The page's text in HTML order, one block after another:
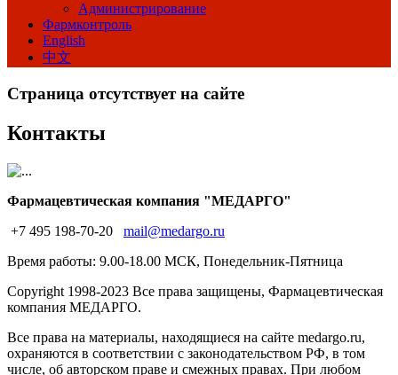
Администрирование
Фармконтроль
English
中文
Страница отсутствует на сайте
Контакты
Фармацевтическая компания "МЕДАРГО"
+7 495 198-70-20
mail@medargo.ru
Время работы: 9.00-18.00 МСК, Понедельник-Пятница
Copyright 1998-2023 Все права защищены, Фармацевтическая
компания МЕДАРГО.
Все права на материалы, находящиеся на сайте medargo.ru,
охраняются в соответствии с законодательством РФ, в том
числе, об авторском праве и смежных правах. При любом